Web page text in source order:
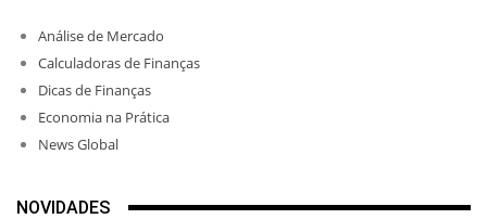
Análise de Mercado
Calculadoras de Finanças
Dicas de Finanças
Economia na Prática
News Global
NOVIDADES